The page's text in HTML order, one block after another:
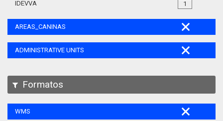
1
IDEVVA
AREAS_CANINAS
ADMINISTRATIVE UNITS
Formatos
WMS